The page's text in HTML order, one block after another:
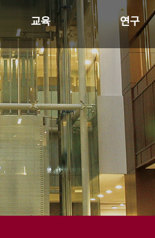
교육
교육목표
교과소개
연구
반도체 산업현황
연구분야